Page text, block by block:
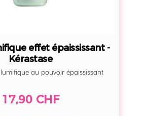
e
e
n
u
e
f
e
effet épaississant -
Kérastase
au pouvoir épaississant
17,90 CHF